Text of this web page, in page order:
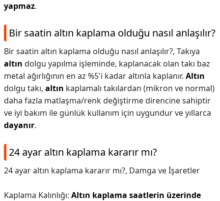
yapmaz.
Bir saatin altın kaplama olduğu nasıl anlaşılır?
Bir saatin altın kaplama olduğu nasıl anlaşılır?, Takıya
altın dolgu yapılma işleminde, kaplanacak olan takı baz
metal ağırlığının en az %5'i kadar altınla kaplanır. Altın
dolgu takı, altın kaplamalı takılardan (mikron ve normal)
daha fazla matlaşma/renk değiştirme direncine sahiptir
ve iyi bakım ile günlük kullanım için uygundur ve yıllarca
dayanır.
24 ayar altın kaplama kararır mı?
24 ayar altın kaplama kararır mı?, Damga ve İşaretler
Kaplama Kalınlığı: Altın kaplama saatlerin üzerinde